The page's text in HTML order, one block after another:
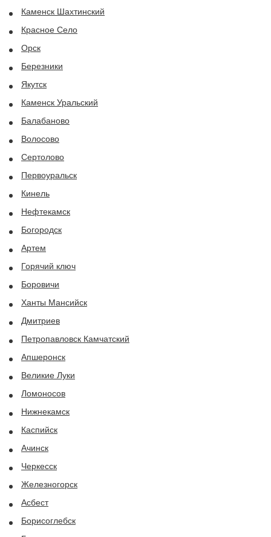
Каменск Шахтинский
Красное Село
Орск
Березники
Якутск
Каменск Уральский
Балабаново
Волосово
Сертолово
Первоуральск
Кинель
Нефтекамск
Богородск
Артем
Горячий ключ
Боровичи
Ханты Мансийск
Дмитриев
Петропавловск Камчатский
Апшеронск
Великие Луки
Ломоносов
Нижнекамск
Каспийск
Ачинск
Черкесск
Железногорск
Асбест
Борисоглебск